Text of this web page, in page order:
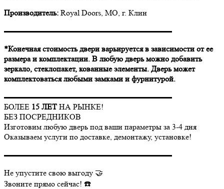
Производитель: Royal Doors, МО, г. Клин
▬▬▬▬▬▬▬▬▬▬▬▬▬▬▬▬▬▬▬▬▬
*Конечная стоимость двери варьируется в зависимости от ее
размера и комплектации. В любую дверь можно добавить
зеркало, стеклопакет, кованные элементы. Дверь может
комплектоваться любыми замками и фурнитурой.
▬▬▬▬▬▬▬▬▬▬▬▬▬▬▬▬▬▬▬▬▬
БОЛЕЕ 15 ЛЕТ НА РЫНКЕ!
БЕЗ ПОСРЕДНИКОВ
Изготовим любую дверь под ваши параметры за 3-4 дня
Оказываем услуги по доставке, демонтажу, установке!
▬▬▬▬▬▬▬▬▬▬▬▬▬▬▬▬▬▬▬▬▬
Не упустите свою выгоду 🤝
Звоните прямо сейчас! ☎️